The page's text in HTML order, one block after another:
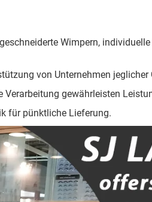
Wimpern,
von Unternehmen jeglicher
gewährleisten
für pünktliche Lieferung.